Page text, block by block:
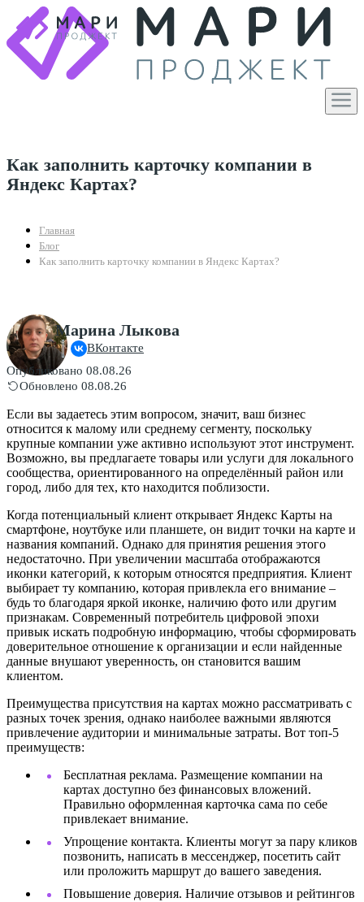
Как заполнить карточку компании в
Яндекс Картах?
Главная
Блог
Как заполнить карточку компании в Яндекс Картах?
Марина Лыкова
ВКонтакте
Опубликовано 08.08.26
Обновлено 08.08.26
Если вы задаетесь этим вопросом, значит, ваш бизнес
относится к малому или среднему сегменту, поскольку
крупные компании уже активно используют этот инструмент.
Возможно, вы предлагаете товары или услуги для локального
сообщества, ориентированного на определённый район или
город, либо для тех, кто находится поблизости.
Когда потенциальный клиент открывает Яндекс Карты на
смартфоне, ноутбуке или планшете, он видит точки на карте и
названия компаний. Однако для принятия решения этого
недостаточно. При увеличении масштаба отображаются
иконки категорий, к которым относятся предприятия. Клиент
выбирает ту компанию, которая привлекла его внимание –
будь то благодаря яркой иконке, наличию фото или другим
признакам. Современный потребитель цифровой эпохи
привык искать подробную информацию, чтобы сформировать
доверительное отношение к организации и если найденные
данные внушают уверенность, он становится вашим
клиентом.
Преимущества присутствия на картах можно рассматривать с
разных точек зрения, однако наиболее важными являются
привлечение аудитории и минимальные затраты. Вот топ-5
преимуществ:
Бесплатная реклама. Размещение компании на
картах доступно без финансовых вложений.
Правильно оформленная карточка сама по себе
привлекает внимание.
Упрощение контакта. Клиенты могут за пару кликов
позвонить, написать в мессенджер, посетить сайт
или проложить маршрут до вашего заведения.
Повышение доверия. Наличие отзывов и рейтингов